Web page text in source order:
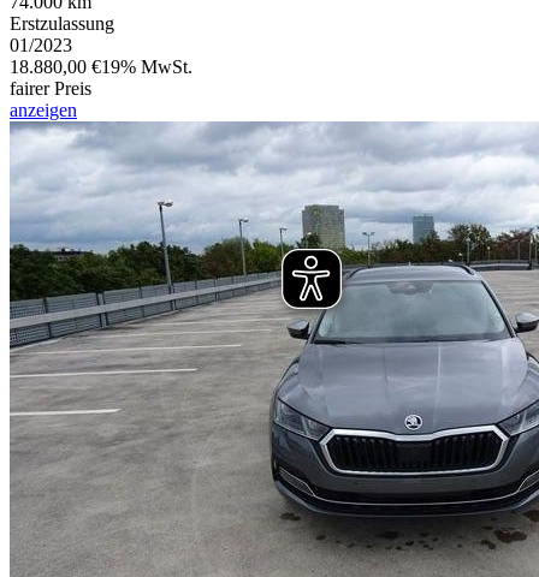
Erstzulassung
01/2023
18.880,00 €19% MwSt.
fairer Preis
anzeigen